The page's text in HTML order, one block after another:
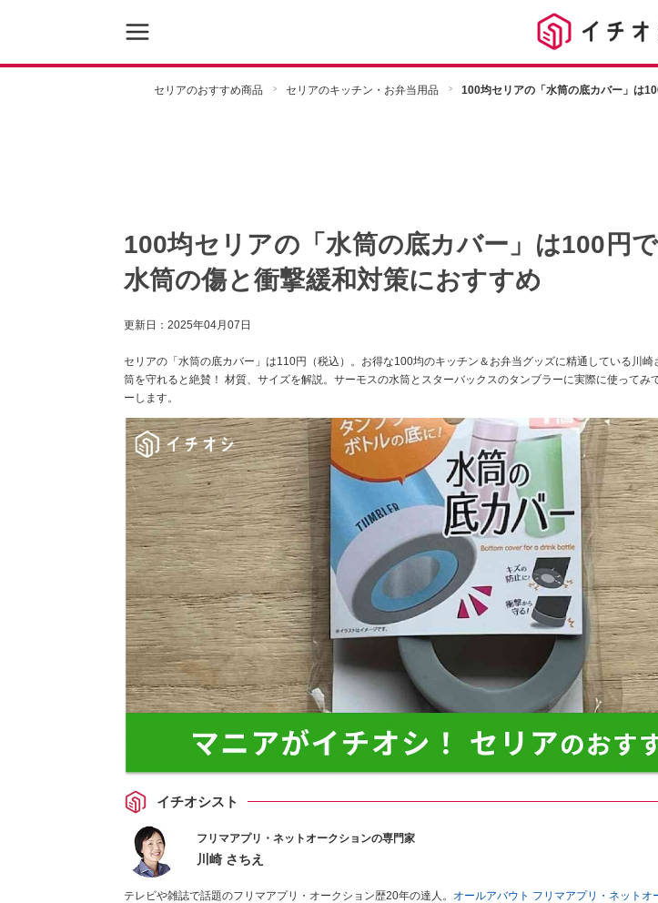
セリアのおすすめ商品 セリアのキッチン・お弁当用品 100均セリアの「水筒の底カバー」は
100均セリアの「水筒の底カバー」は100円で
水筒の傷と衝撃緩和対策におすすめ
更新日： 2025年04月07日
セリアの「水筒の底カバー」は110円（税込）。お得な100均のキッチン＆お弁当グッズに精通している川崎
筒を守れると絶賛！ 材質、サイズを解説。サーモスの水筒とスターバックスのタンブラーに実際に使ってみ
ーします。
イチオシスト
フリマアプリ・ネットオークションの専門家
川崎 さちえ
テレビや雑誌で話題のフリマアプリ・オークション歴20年の達人。
オールアバウト フリマアプリ・ネット